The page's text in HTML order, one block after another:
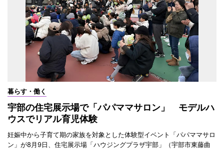
暮らす・働く
宇部の住宅展示場で「パパママサロン」 モデルハ
ウスでリアル育児体験
妊娠中から子育て期の家族を対象とした体験型イベント「パパママサロ
ン」が8月9日、住宅展示場「ハウジングプラザ宇部」（宇部市東藤曲